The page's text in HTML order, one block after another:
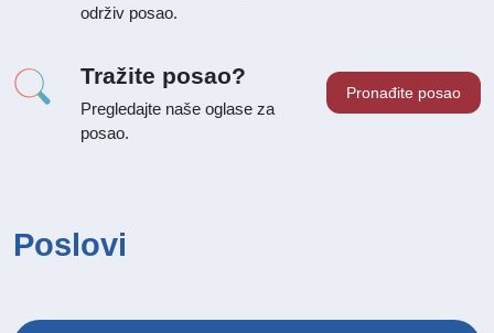
održiv posao.
Tražite posao?
Pregledajte naše oglase za
posao.
Pronađite posao
Poslovi